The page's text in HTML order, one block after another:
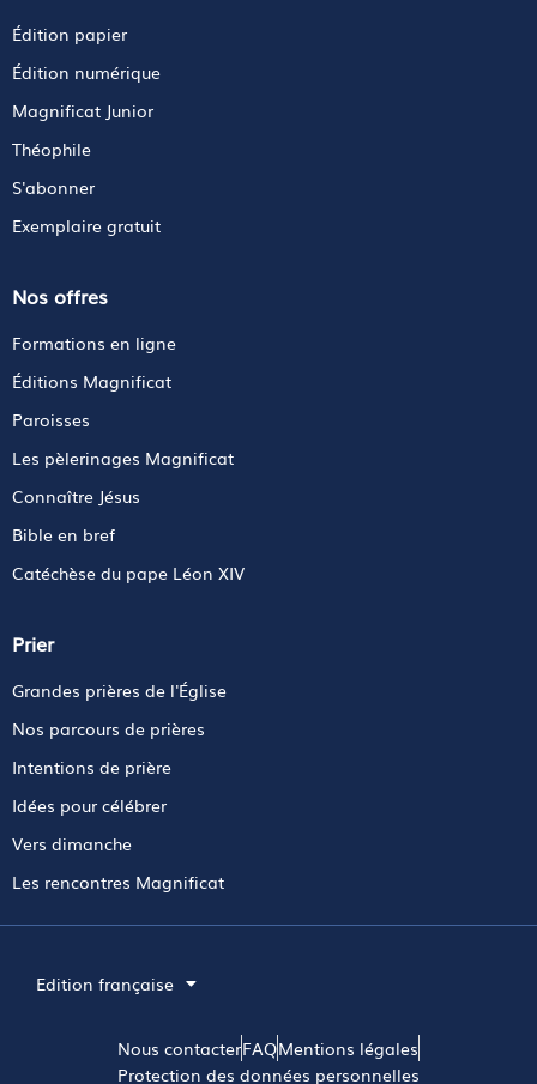
Édition papier
Édition numérique
Magnificat Junior
Théophile
S'abonner
Exemplaire gratuit
Nos offres
Formations en ligne
Éditions Magnificat
Paroisses
Les pèlerinages Magnificat
Connaître Jésus
Bible en bref
Catéchèse du pape Léon XIV
Prier
Grandes prières de l'Église
Nos parcours de prières
Intentions de prière
Idées pour célébrer
Vers dimanche
Les rencontres Magnificat
Edition française
Nous contacterFAQMentions légales
Protection des données personnelles